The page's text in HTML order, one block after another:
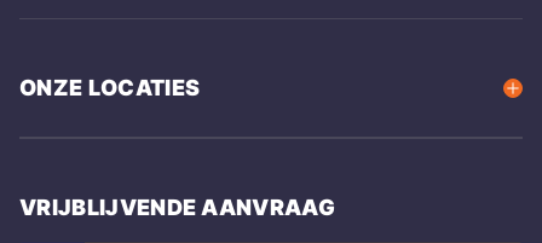
ONZE LOCATIES
VRIJBLIJVENDE AANVRAAG